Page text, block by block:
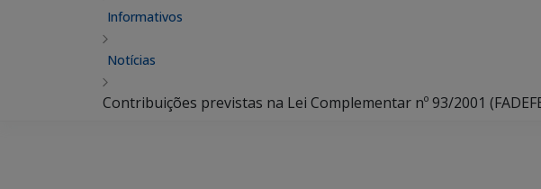
Informativos
Notícias
Contribuições previstas na Lei Complementar nº 93/2001